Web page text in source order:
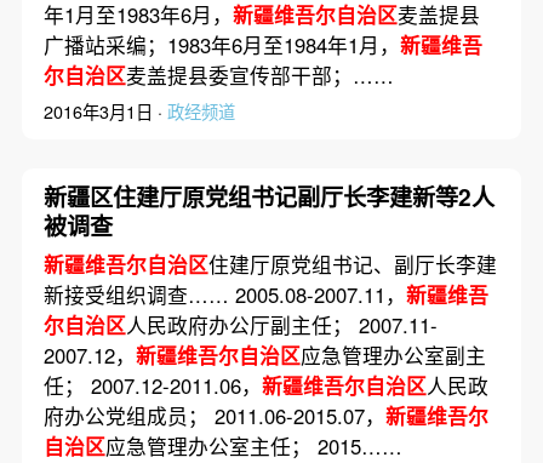
年1月至1983年6月， 新疆维吾尔自治区麦盖提县
广播站采编；1983年6月至1984年1月， 新疆维吾
尔自治区麦盖提县委宣传部干部；……
2016年3月1日 · 政经频道
新疆区住建厅原党组书记副厅长李建新等2人
被调查
新疆维吾尔自治区住建厅原党组书记、副厅长李建
新接受组织调查…… 2005.08-2007.11， 新疆维吾
尔自治区人民政府办公厅副主任； 2007.11-
2007.12， 新疆维吾尔自治区应急管理办公室副主
任； 2007.12-2011.06， 新疆维吾尔自治区人民政
府办公党组成员； 2011.06-2015.07， 新疆维吾尔
自治区应急管理办公室主任； 2015……